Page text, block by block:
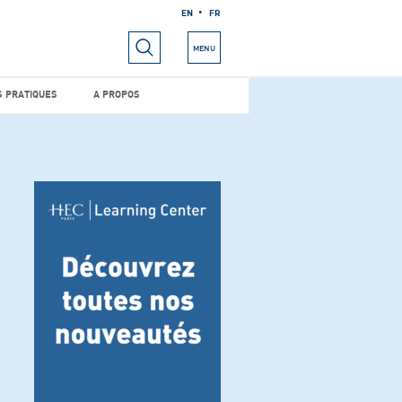
EN FR
MENU
INFOS PRATIQUES
PRATIQUES A PROPOS